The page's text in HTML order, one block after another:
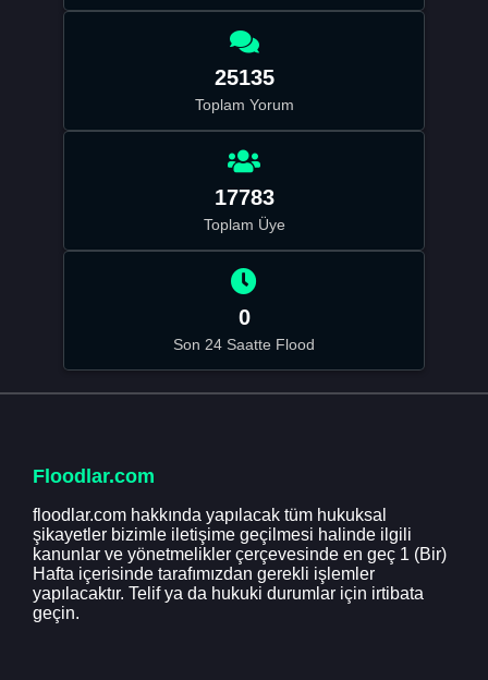
25135
Toplam Yorum
17783
Toplam Üye
0
Son 24 Saatte Flood
Floodlar.com
floodlar.com hakkında yapılacak tüm hukuksal
şikayetler bizimle iletişime geçilmesi halinde ilgili
kanunlar ve yönetmelikler çerçevesinde en geç 1 (Bir)
Hafta içerisinde tarafımızdan gerekli işlemler
yapılacaktır. Telif ya da hukuki durumlar için irtibata
geçin.